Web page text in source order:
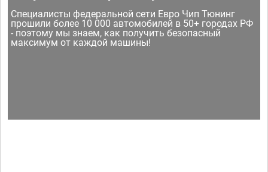
Специалисты федеральной сети Евро Чип Тюнинг
прошили более 10 000 автомобилей в 50+ городах РФ
- поэтому мы знаем, как получить безопасный
максимум от каждой машины!